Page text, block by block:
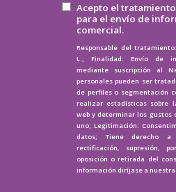
Acepto el
para el envío de
comercial.
Responsable del
L.; Finalidad: Envío de
mediante suscripción al
personales pueden ser
de perfiles o segmentación
realizar estadísticas sobre
web y determinar los gustos
uno; Legitimación:
datos; Tiene derecho
rectificación, supresión,
oposición o retirada del
información diríjase a nuestra